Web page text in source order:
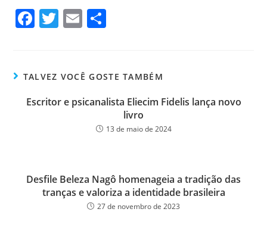
Fa
ok
T
er
E
TALVEZ VOCÊ GOSTE TAMBÉM
Escritor e psicanalista Eliecim Fidelis lança novo
livro
13 de maio de 2024
Desfile Beleza Nagô homenageia a tradição das
tranças e valoriza a identidade brasileira
27 de novembro de 2023